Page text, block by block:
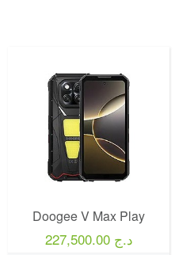
Doogee V Max Play
227,500.00 د.ج